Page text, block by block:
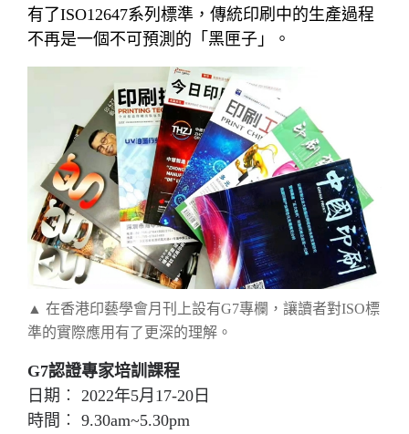
有了ISO12647系列標準，傳統印刷中的生產過程
不再是一個不可預測的「黑匣子」。
▲ 在香港印藝學會月刊上設有G7專欄，讓讀者對ISO標
準的實際應用有了更深的理解。
G7認證專家培訓課程
日期︰ 2022年5月17-20日
時間︰ 9.30am~5.30pm